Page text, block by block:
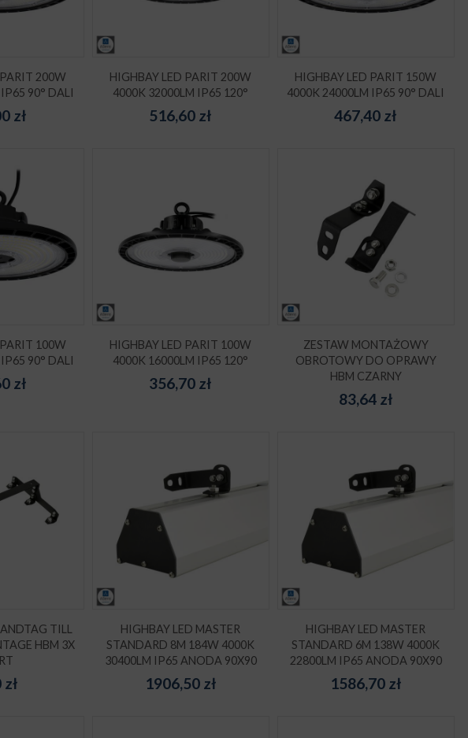
200W
90° DALI
zł
HIGHBAY LED PARIT 200W
4000K 32000LM IP65 120°
516,60 zł
HIGHBAY LED PARIT 150W
4000K 24000LM IP65 90° DALI
467,40 zł
100W
90° DALI
zł
HIGHBAY LED PARIT 100W
4000K 16000LM IP65 120°
356,70 zł
ZESTAW MONTAŻOWY
OBROTOWY DO OPRAWY
HBM CZARNY
83,64zł
TILL
HBM 3X
zł
HIGHBAY LED MASTER
STANDARD 8M 184W 4000K
30400LM IP65 ANODA 90X90
1906,50zł
HIGHBAY LED MASTER
STANDARD 6M 138W 4000K
22800LM IP65 ANODA 90X90
1586,70zł